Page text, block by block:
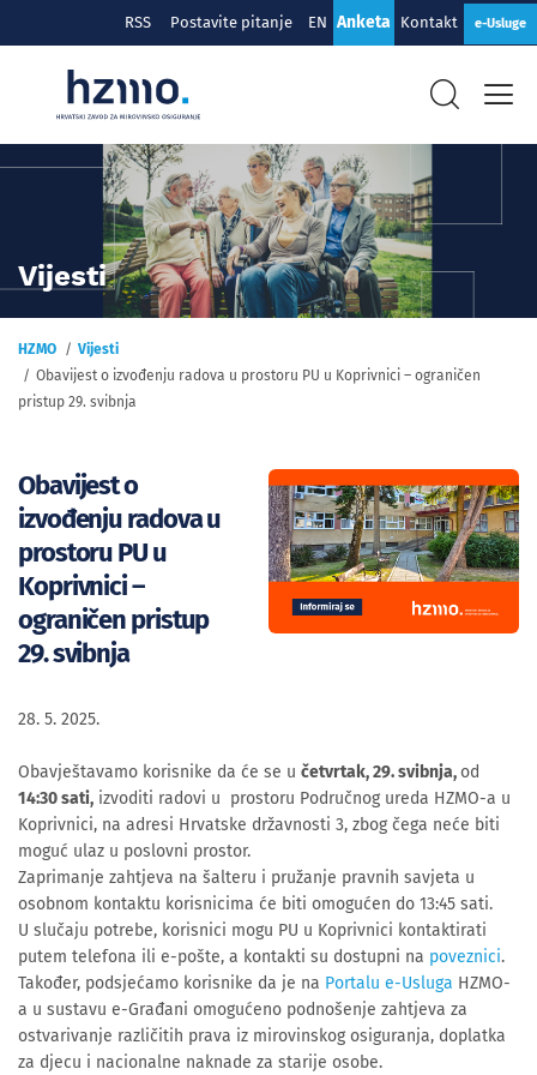
RSS Postavite pitanje EN Anketa Kontakt e-Usluge
Vijesti
HZMO
Vijesti
Obavijest o izvođenju radova u prostoru PU u Koprivnici – ograničen
pristup 29. svibnja
Obavijest o
izvođenju radova u
prostoru PU u
Koprivnici –
ograničen pristup
29. svibnja
28. 5. 2025.
Obavještavamo korisnike da će se u četvrtak, 29. svibnja,od
14:30 sati, izvoditi radovi u prostoru Područnog ureda HZMO-a u
Koprivnici, na adresi Hrvatske državnosti 3, zbog čega neće biti
moguć ulaz u poslovni prostor.
Zaprimanje zahtjeva na šalteru i pružanje pravnih savjeta u
osobnom kontaktu korisnicima će biti omogućen do 13:45 sati.
U slučaju potrebe, korisnici mogu PU u Koprivnici kontaktirati
putem telefona ili e-pošte, a kontakti su dostupni na poveznici.
Također, podsjećamo korisnike da je na Portalu e-Usluga HZMO-
a u sustavu e-Građani omogućeno podnošenje zahtjeva za
ostvarivanje različitih prava iz mirovinskog osiguranja, doplatka
za djecu i nacionalne naknade za starije osobe.